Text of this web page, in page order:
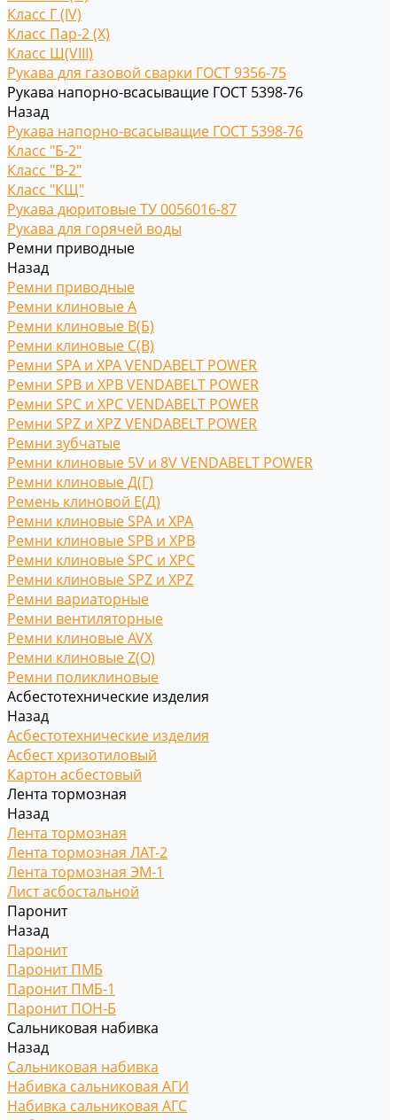
Класс Г (IV)
Класс Пар-2 (X)
Класс Ш(VIII)
Рукава для газовой сварки ГОСТ 9356-75
Рукава напорно-всасыващие ГОСТ 5398-76
Назад
Рукава напорно-всасыващие ГОСТ 5398-76
Класс "Б-2"
Класс "В-2"
Класс "КЩ"
Рукава дюритовые ТУ 0056016-87
Рукава для горячей воды
Ремни приводные
Назад
Ремни приводные
Ремни клиновые A
Ремни клиновые В(Б)
Ремни клиновые С(B)
Ремни SPA и XPA VENDABELT POWER
Ремни SPB и XPB VENDABELT POWER
Ремни SPC и XPC VENDABELT POWER
Ремни SPZ и XPZ VENDABELT POWER
Ремни зубчатые
Ремни клиновые 5V и 8V VENDABELT POWER
Ремни клиновые Д(Г)
Ремень клиновой Е(Д)
Ремни клиновые SPA и XPA
Ремни клиновые SPB и XPB
Ремни клиновые SPC и XPC
Ремни клиновые SPZ и XPZ
Ремни вариаторные
Ремни вентиляторные
Ремни клиновые AVX
Ремни клиновые Z(O)
Ремни поликлиновые
Асбестотехнические изделия
Назад
Асбестотехнические изделия
Асбест хризотиловый
Картон асбестовый
Лента тормозная
Назад
Лента тормозная
Лента тормозная ЛАТ-2
Лента тормозная ЭМ-1
Лист асбостальной
Паронит
Назад
Паронит
Паронит ПМБ
Паронит ПМБ-1
Паронит ПОН-Б
Сальниковая набивка
Назад
Сальниковая набивка
Набивка сальниковая АГИ
Набивка сальниковая АГС